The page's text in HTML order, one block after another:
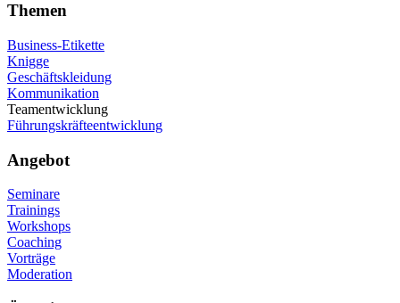
Themen
Business-Etikette
Knigge
Geschäftskleidung
Kommunikation
Teamentwicklung
Führungskräfteentwicklung
Angebot
Seminare
Trainings
Workshops
Coaching
Vorträge
Moderation